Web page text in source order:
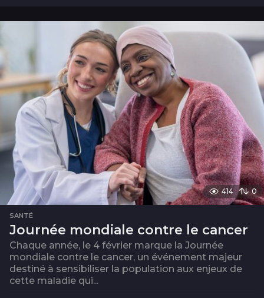
414 0
SANTÉ
Journée mondiale contre le cancer
Chaque année, le 4 février marque la Journée
mondiale contre le cancer, un événement majeur
destiné à sensibiliser la population aux enjeux de
cette maladie qui...